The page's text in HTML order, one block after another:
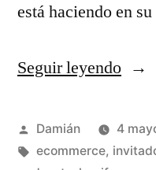
está haciendo en
Seguir leyendo
Publicado
por
Damián 4
Etiquetas:
ecommerce,